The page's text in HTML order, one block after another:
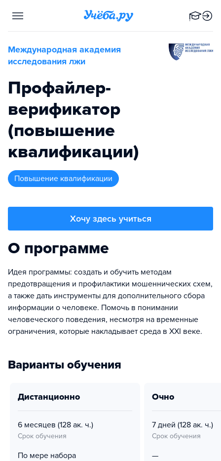
Международная академия
исследования лжи
Профайлер-
верификатор
(повышение
квалификации)
повышение квалификации
Хочу здесь учиться
О программе
Идея программы: создать и обучить методам
предотвращения и профилактики мошеннических схем,
а также дать инструменты для дополнительного сбора
информации о человеке. Помочь в понимании
человеческого поведения, несмотря на временные
ограничения, которые накладывает среда в XXI веке.
Варианты обучения
дистанционно
6 месяцев (128 ак. ч.)
Срок обучения
По мере набора
очно
7 дней (128 ак. ч.)
Срок обучения
—